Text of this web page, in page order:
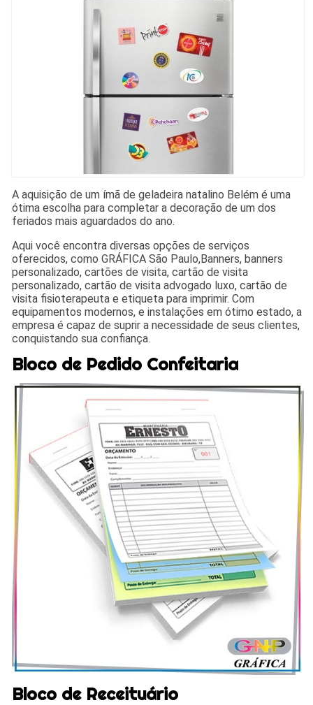
A aquisição de um ímã de geladeira natalino Belém é uma
ótima escolha para completar a decoração de um dos
feriados mais aguardados do ano.
Aqui você encontra diversas opções de serviços
oferecidos, como GRÁFICA São Paulo,Banners, banners
personalizado, cartões de visita, cartão de visita
personalizado, cartão de visita advogado luxo, cartão de
visita fisioterapeuta e etiqueta para imprimir. Com
equipamentos modernos, e instalações em ótimo estado, a
empresa é capaz de suprir a necessidade de seus clientes,
conquistando sua confiança.
Bloco de Pedido Confeitaria
Bloco de Receituário